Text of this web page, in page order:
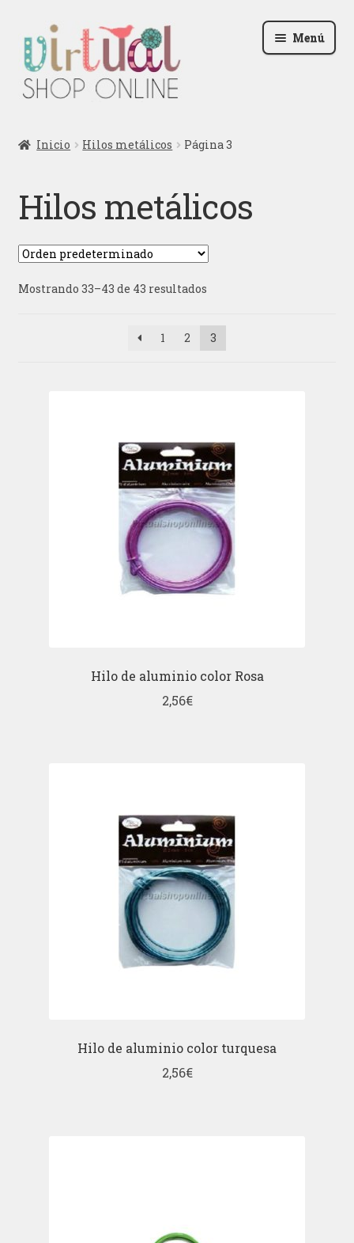
la
navegación
al
contenido
Menú
Contactar
Blog
Iniciar sesión
Inicio Hilos metálicos Página 3
Hilos metálicos
Mostrando 33–43 de 43 resultados
1 2 3
Hilo de aluminio color Rosa
2,56€
Hilo de aluminio color turquesa
2,56€